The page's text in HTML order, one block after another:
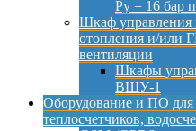
Py = 16 бар
Шкаф управления
отопления и/или
вентиляции
Шкафы
ВШУ-1
Оборудование и ПО для
теплосчетчиков,